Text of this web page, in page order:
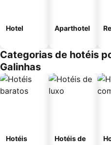
Hotel Aparthotel
Categorias de hotéis
Galinhas
Hotéis
Hotéis de